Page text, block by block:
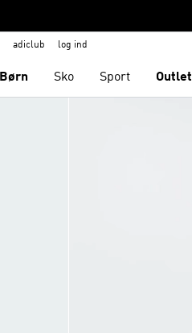
adiclub log ind
Børn Sko Sport Outlet